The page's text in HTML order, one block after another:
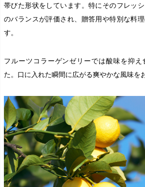
帯びた形状をしています。特にそのフレッ
のバランスが評価され、贈答用や特別な料
す。
フルーツコラーゲンゼリーでは酸味を抑え
た。口に入れた瞬間に広がる爽やかな風味を